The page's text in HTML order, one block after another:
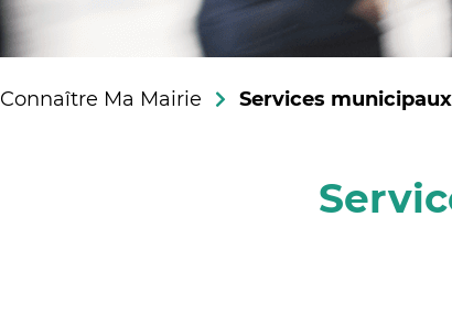
Connaître Ma Mairie Services municipaux